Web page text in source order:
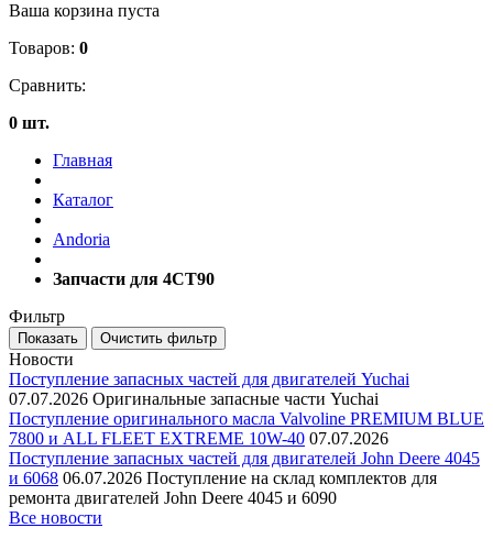
Ваша корзина пуста
Товаров: 0
Сравнить:
0 шт.
Главная
Каталог
Andoria
Запчасти для 4CT90
Фильтр
Новости
Поступление запасных частей для двигателей Yuchai
07.07.2026 Оригинальные запасные части Yuchai
Поступление оригинального масла Valvoline PREMIUM BLUE
7800 и ALL FLEET EXTREME 10W-40 07.07.2026
Поступление запасных частей для двигателей John Deere 4045
и 6068 06.07.2026 Поступление на склад комплектов для
ремонта двигателей John Deere 4045 и 6090
Все новости